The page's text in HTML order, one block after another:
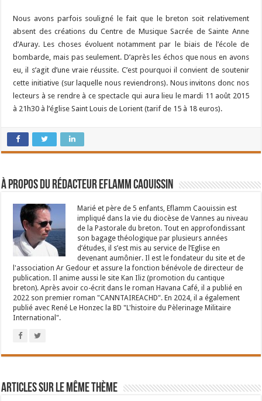
Nous avons parfois souligné le fait que le breton soit relativement
absent des créations du Centre de Musique Sacrée de Sainte Anne
d’Auray. Les choses évoluent notamment par le biais de l’école de
bombarde, mais pas seulement. D’après les échos que nous en avons
eu, il s’agit d’une vraie réussite. C’est pourquoi il convient de soutenir
cette initiative (sur laquelle nous reviendrons). Nous invitons donc nos
lecteurs à se rendre à ce spectacle qui aura lieu le mardi 11 août 2015
à 21h30 à l’église Saint Louis de Lorient (tarif de 15 à 18 euros).
À propos du rédacteur Eflamm Caouissin
Marié et père de 5 enfants, Eflamm Caouissin est
impliqué dans la vie du diocèse de Vannes au niveau
de la Pastorale du breton. Tout en approfondissant
son bagage théologique par plusieurs années
d’études, il s’est mis au service de l’Eglise en
devenant aumônier. Il est le fondateur du site et de
l'association Ar Gedour et assure la fonction bénévole de directeur de
publication. Il anime aussi le site Kan Iliz (promotion du cantique
breton). Après avoir co-écrit dans le roman Havana Café, il a publié en
2022 son premier roman "CANNTAIREACHD". En 2024, il a également
publié avec René Le Honzec la BD "L'histoire du Pèlerinage Militaire
International".
Articles sur le même thème